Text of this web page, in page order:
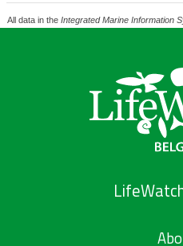
All data in the Integrated Marine Information